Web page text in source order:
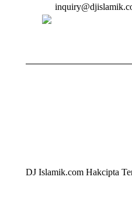
DJ Islamik.com Hakcipta